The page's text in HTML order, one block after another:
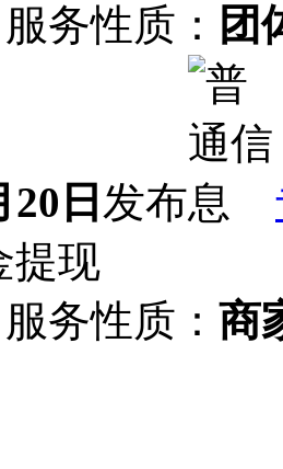
服务性质： 团
20日 发布
提现
服务性质： 商